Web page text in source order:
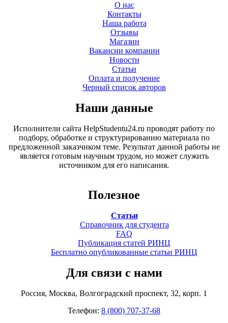
О нас
Контакты
Наша работа
Отзывы
Магазин
Вакансии компании
Новости
Статьи
Оплата и получение
Черный список авторов
Наши данные
Исполнители сайта HelpStudentu24.ru проводят работу по
подбору, обработке и структурированию материала по
предложенной заказчиком теме. Результат данной работы не
является готовым научным трудом, но может служить
источником для его написания.
Полезное
Статьи
Справочник для студента
FAQ
Публикация статей РИНЦ
Бесплатно опубликованные статьи РИНЦ
Для связи с нами
Россия, Москва, Волгоградский проспект, 32, корп. 1
Телефон: 8 (800) 707-37-68